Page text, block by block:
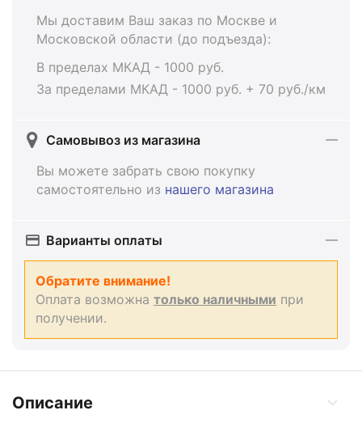
Мы доставим Ваш заказ по Москве и
Московской области (до подъезда):
В пределах МКАД - 1000 руб.
За пределами МКАД - 1000 руб. + 70 руб./км
Самовывоз из магазина
Вы можете забрать свою покупку
самостоятельно из нашего магазина
Варианты оплаты
Обратите внимание!
Оплата возможна только наличными при
получении.
Описание